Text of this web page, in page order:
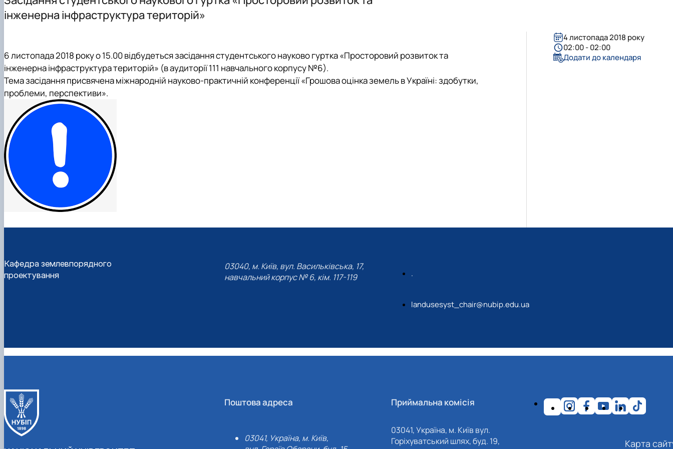
Культурно-виховна робота
Навчальні лабораторії (матеріально-технічне забезпечення)
Практичне навчання
Графік проведення консультацій НПП
інженерна інфраструктура територій»
6листопада 2018 рокуо 15.00 відбудеться засідання студентського науково гуртка «Просторовий розвиток та
інженерна інфраструктура територій» (в аудиторії 111 навчального корпусу №6).
Тема засідання присвячена міжнародній науково-практичній конференції «Грошова оцінка земель в Україні: здобутки,
проблеми, перспективи».
4 листопада 2018 року
02:00 - 02:00
Додати до календаря
Кафедра землевпорядного
проектування
03040, м. Київ, вул. Васильківська, 17,
навчальний корпус № 6, кім. 117-119
.
landusesyst_chair@nubip.edu.ua
Поштова адреса
03041, Україна, м. Київ,
Приймальна комісія
03041, Україна, м. Київ вул.
Горіхуватський шлях, буд. 19,
Карта